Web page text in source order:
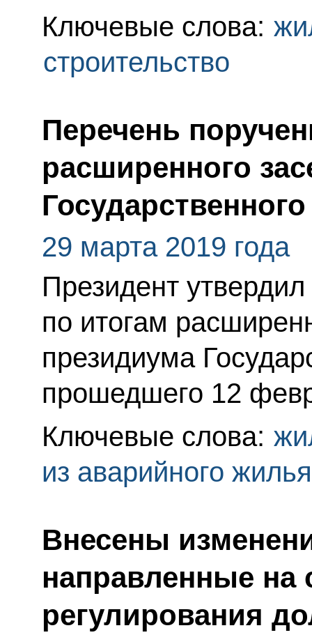
Ключевые слова:
строительство
Перечень
расширенного
29 марта 2019 года
Президент
по итогам
президиума
прошедшего 12
Ключевые слова:
из аварийного жилья
Внесены
направленные на
регулирования